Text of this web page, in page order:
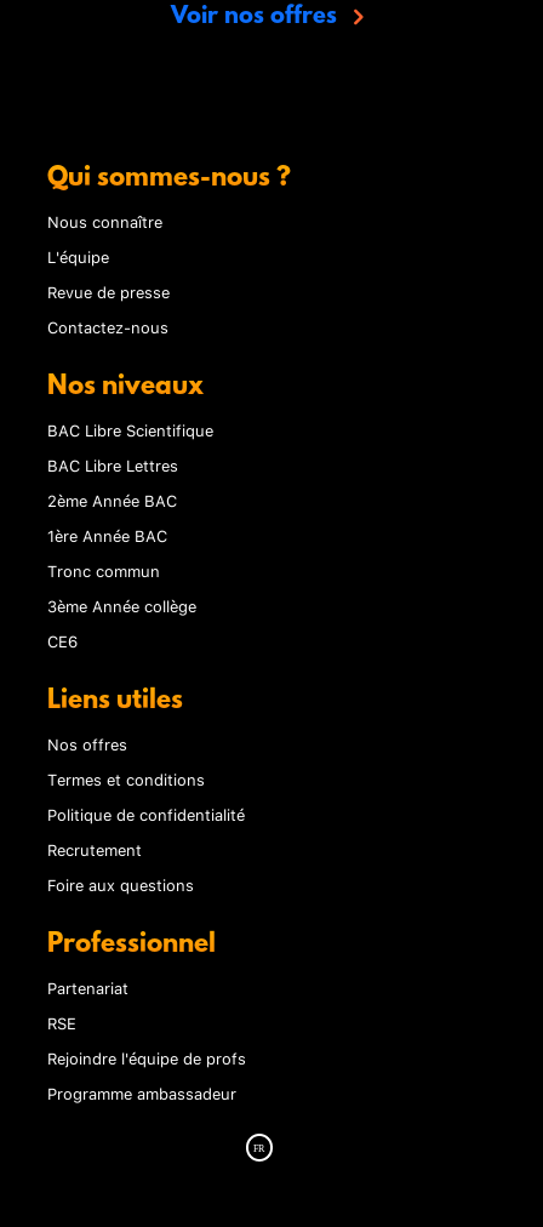
Voir nos offres
Qui sommes-nous ?
Nous connaître
L'équipe
Revue de presse
Contactez-nous
Nos niveaux
BAC Libre Scientifique
BAC Libre Lettres
2ème Année BAC
1ère Année BAC
Tronc commun
3ème Année collège
CE6
Liens utiles
Nos offres
Termes et conditions
Politique de confidentialité
Recrutement
Foire aux questions
Professionnel
Partenariat
RSE
Rejoindre l'équipe de profs
Programme ambassadeur